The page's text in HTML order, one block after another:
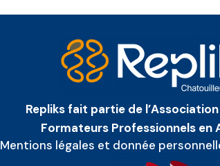
Repliks fait partie de
Formateurs Professionnels en
Mentions légales et donnée